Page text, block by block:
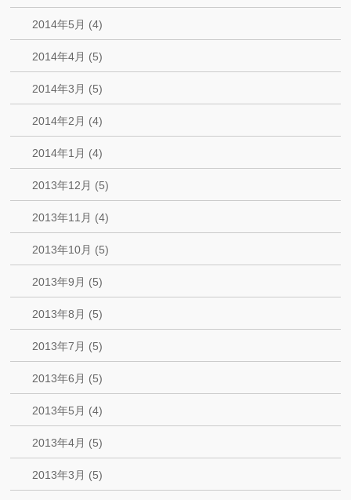
2014年5月 (4)
2014年4月 (5)
2014年3月 (5)
2014年2月 (4)
2014年1月 (4)
2013年12月 (5)
2013年11月 (4)
2013年10月 (5)
2013年9月 (5)
2013年8月 (5)
2013年7月 (5)
2013年6月 (5)
2013年5月 (4)
2013年4月 (5)
2013年3月 (5)